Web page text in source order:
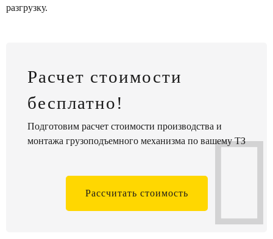
разгрузку.
Расчет стоимости
бесплатно!
Подготовим расчет стоимости производства и
монтажа грузоподъемного механизма по вашему ТЗ
Рассчитать стоимость